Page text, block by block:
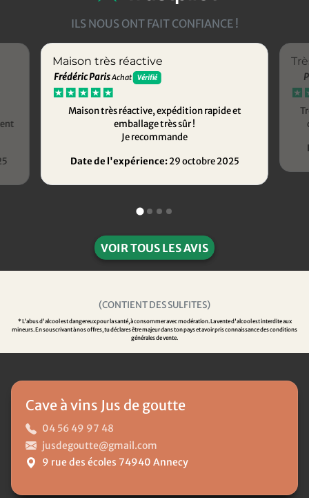
ILS NOUS ONT FAIT CONFIANCE !
Maison très réactive
Frédéric ParisAchat Vérifié
Maison très réactive, expédition rapide et
emballage très sûr !
Je recommande
Date de l'expérience:29 octobre 2025
VOIR TOUS LES AVIS
(CONTIENT DES SULFITES)
* L'abus d'alcool est dangereux pour la santé, à consommer avec modération. La vente d'alcool est interdite aux
mineurs. En souscrivant à nos offres, tu déclares être majeur dans ton pays et avoir pris connaissance des conditions
générales de vente.
Cave à vins Jus de goutte
04 56 49 97 48
jusdegoutte@gmail.com
9 rue des écoles 74940 Annecy